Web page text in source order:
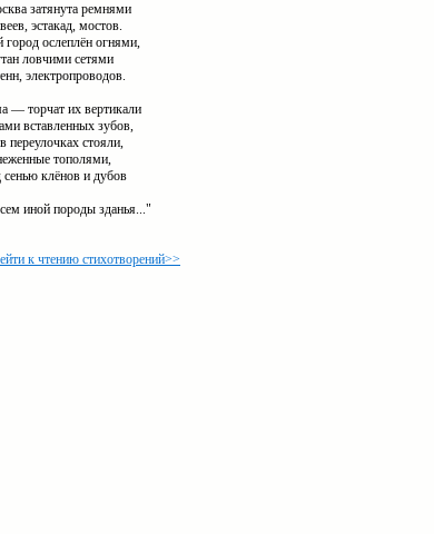
затянута ремнями
эстакад, мостов.
ослеплён огнями,
ловчими сетями
электропроводов.
— торчат их вертикали
вставленных зубов,
переулочках стояли,
тополями,
клёнов и дубов
иной породы зданья..."
к чтению стихотворений>>